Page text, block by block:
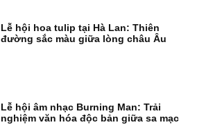
Lễ hội hoa tulip tại Hà Lan: Thiên
đường sắc màu giữa lòng châu Âu
Lễ hội âm nhạc Burning Man: Trải
nghiệm văn hóa độc bản giữa sa mạc